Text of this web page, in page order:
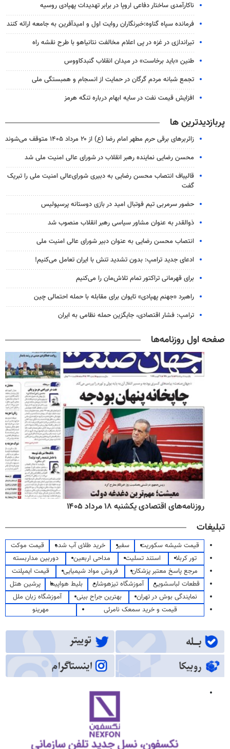
ناکارآمدی ساختار دفاعی اروپا در برابر تهدیدات پهپادی روسیه
فرمانده سپاه گناوه:خبرنگاران روایت اول و امیدآفرین به جامعه ارائه کنند
تیراندازی در غزه در پی اعلام مخالفت نتانیاهو با طرح نقشه راه
طنین «باید برخاست» در میدان انقلاب گنبدکاووس
تجمع شبانه مردم گرگان در حمایت از انسجام و همبستگی ملی
افزایش قیمت نفت در سایه ابهام درباره تنگه هرمز
پربازدیدترین ها
زائربرهای برقی حرم مطهر امام رضا (ع) از ۲۰ مرداد ۱۴۰۵ متوقف می‌شوند
محسن رضایی نماینده رهبر انقلاب در شورای عالی امنیت ملی شد
قالیباف انتصاب محسن رضایی به دبیری شورای‌عالی امنیت ملی را تبریک
گفت
حضور سرمربی تیم فوتبال امید در بازی دوستانه پرسپولیس
ذوالقدر به عنوان مشاور سیاسی رهبر انقلاب منصوب شد
انتصاب محسن رضایی به عنوان دبیر شورای عالی امنیت ملی
ادعای جدید ترامپ: بدون تشدید تنش با ایران تعامل می‌کنیم!
برای قهرمانی تراکتور تمام تلاش‌مان را می‌کنیم
راهبرد «جهنم پهپادی» تایوان برای مقابله با حمله احتمالی چین
ترامپ: فشار اقتصادی، جایگزین حمله نظامی به ایران
صفحه اول روزنامه‌ها
روزنامه‌های اقتصادی یکشنبه ۱۸ مرداد ۱۴۰۵
تبلیغات
قیمت شیشه سکوریت سفیر خرید طلای آب شده
قیمت موکت
تور کربلا
استند تسلیت مداحی اربعین
دوربین مداربسته
مرجع پاسخ معتبر پزشکان
فروش مواد شیمیایی
قیمت ایمپلنت
قطعات لباسشویی
آموزشگاه تیزهوشان بلیط هواپیما
پرشین هتل
نمایندگی بوش در تهران
بهترین جراح بینی
آموزشگاه زبان ملل
قیمت و خرید سمعک نامرئی
مهرینو